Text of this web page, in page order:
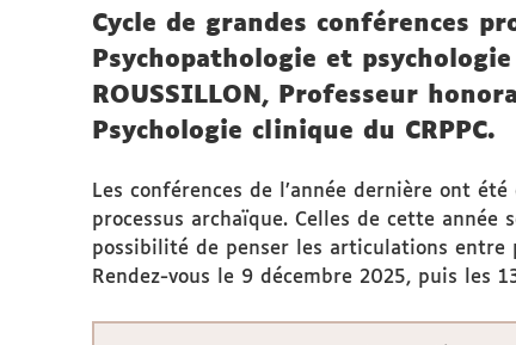
Cycle de grandes conférences
Psychopathologie et
ROUSSILLON, Professeur
Psychologie clinique du CRPPC.
Les conférences de l’année dernière ont
processus archaïque. Celles de cette année
possibilité de penser les articulations entre
Rendez-vous le 9 décembre 2025, puis les